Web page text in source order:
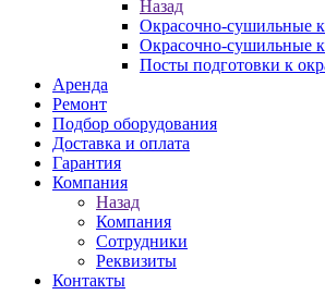
Назад
Окрасочно-сушильные
Окрасочно-сушильные
Посты подготовки к
Аренда
Ремонт
Подбор оборудования
Доставка и оплата
Гарантия
Компания
Назад
Компания
Сотрудники
Реквизиты
Контакты